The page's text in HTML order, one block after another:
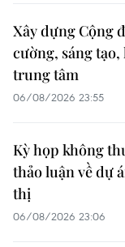
Xây dựng Cộng
cường, sáng
trung tâm
06/08/2026 23:55
Kỳ họp không
thảo luận về dự
thị
06/08/2026 23:06